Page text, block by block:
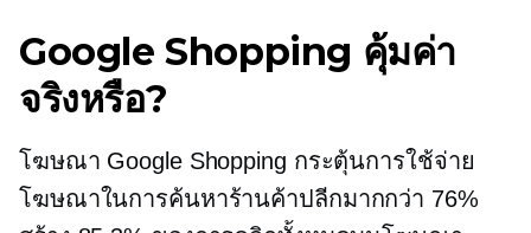
Google Shopping คุ้มค่า
จริงหรือ?
โฆษณา Google Shopping กระตุ้นการใช้จ่าย
โฆษณาในการค้นหาร้านค้าปลีกมากกว่า 76%